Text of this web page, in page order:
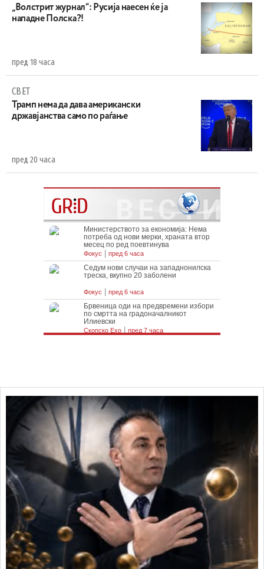
„Волстрит журнал“: Русија наесен ќе ја
нападне Полска?!
пред 18 часа
СВЕТ
Трамп нема да дава американски
државјанства само по раѓање
пред 20 часа